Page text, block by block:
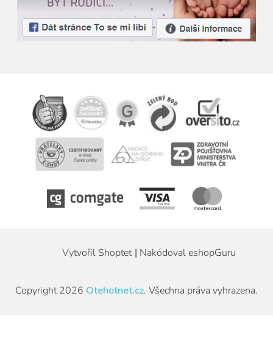
Vytvořil Shoptet | Nakódoval eshopGuru
Copyright 2026 Otehotnet.cz. Všechna práva vyhrazena.